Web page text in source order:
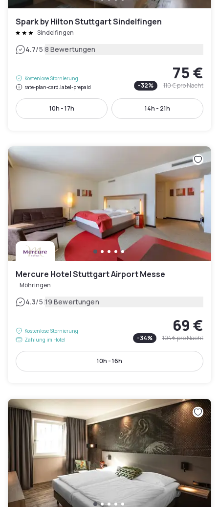
Spark by Hilton Stuttgart Sindelfingen
Sindelfingen
4.7/5|8 Bewertungen
Kostenlose Stornierung
rate-plan-card.label-prepaid
75 €
-32% 110 €pro Nacht
10h - 17h 14h - 21h
Mercure Hotel Stuttgart Airport Messe
Möhringen
4.3/5|19 Bewertungen
Kostenlose Stornierung
Zahlung im Hotel
69 €
-34% 104 €pro Nacht
10h - 16h